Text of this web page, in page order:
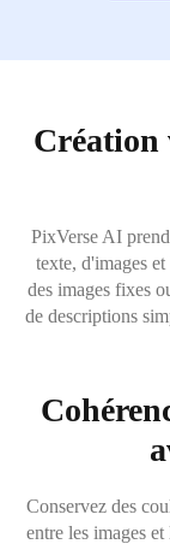
Création
PixVerse AI
texte, d'images
des images fixes
de descriptions
Conservez des
entre les images